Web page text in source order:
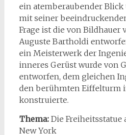
ein atemberaubender
mit seiner
Frage ist die von Bildhauer
Auguste Bartholdi
ein Meisterwerk der
inneres Gerüst wurde von
entworfen, dem gleichen
den berühmten Eiffelturm
konstruierte.
Thema: Die
New York